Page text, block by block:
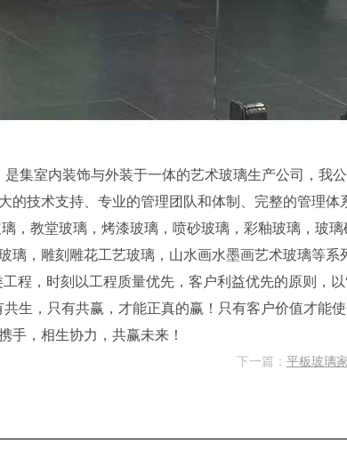
集室内装饰与外装于一体的艺术玻璃生产公司，我
的技术支持、专业的管理团队和体制、完整的管理体
，教堂玻璃，烤漆玻璃，喷砂玻璃，彩釉玻璃，玻璃
璃，雕刻雕花工艺玻璃，山水画水墨画艺术玻璃等系
程，时刻以工程质量优先，客户利益优先的原则，
生，只有共赢，才能正真的赢！只有客户价值才能
手，相生协力，共赢未来！
下一篇： 平板玻璃